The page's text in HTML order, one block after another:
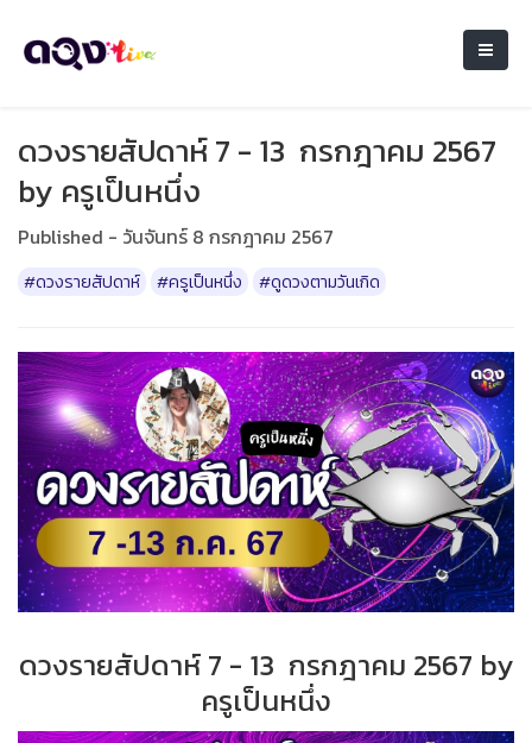
ดวงรายสัปดาห์ 7 - 13 กรกฎาคม 2567
by ครูเป็นหนึ่ง
Published - วันจันทร์ 8 กรกฎาคม 2567
#ดวงรายสัปดาห์ #ครูเป็นหนึ่ง #ดูดวงตามวันเกิด
ดวงรายสัปดาห์ 7 - 13 กรกฎาคม 2567 by
ครูเป็นหนึ่ง